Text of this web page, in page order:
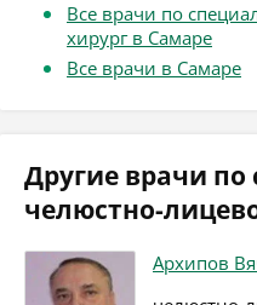
Все врачи по
хирург в Самаре
Все врачи в Самаре
Другие врачи по
челюстно-
Архипов